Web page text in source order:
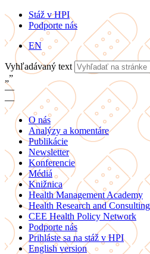
Stáž v HPI
Podporte nás
EN
Vyhľadávaný text
„”
—
—
O nás
Analýzy a komentáre
Publikácie
Newsletter
Konferencie
Médiá
Knižnica
Health Management Academy
Health Research and Consulting
CEE Health Policy Network
Podporte nás
Prihláste sa na stáž v HPI
English version